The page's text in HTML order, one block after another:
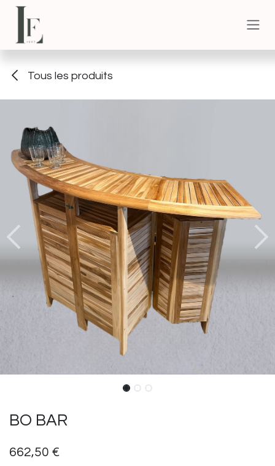
Se rendre au contenu
Tous les produits
BO BAR
662,50 €